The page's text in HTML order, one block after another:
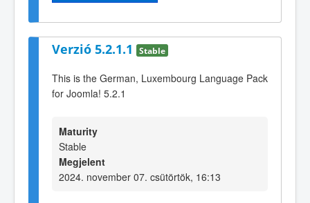
Verzió 5.2.1.1 Stable
This is the German, Luxembourg Language Pack
for Joomla! 5.2.1
Maturity
Stable
Megjelent
2024. november 07. csütörtök, 16:13